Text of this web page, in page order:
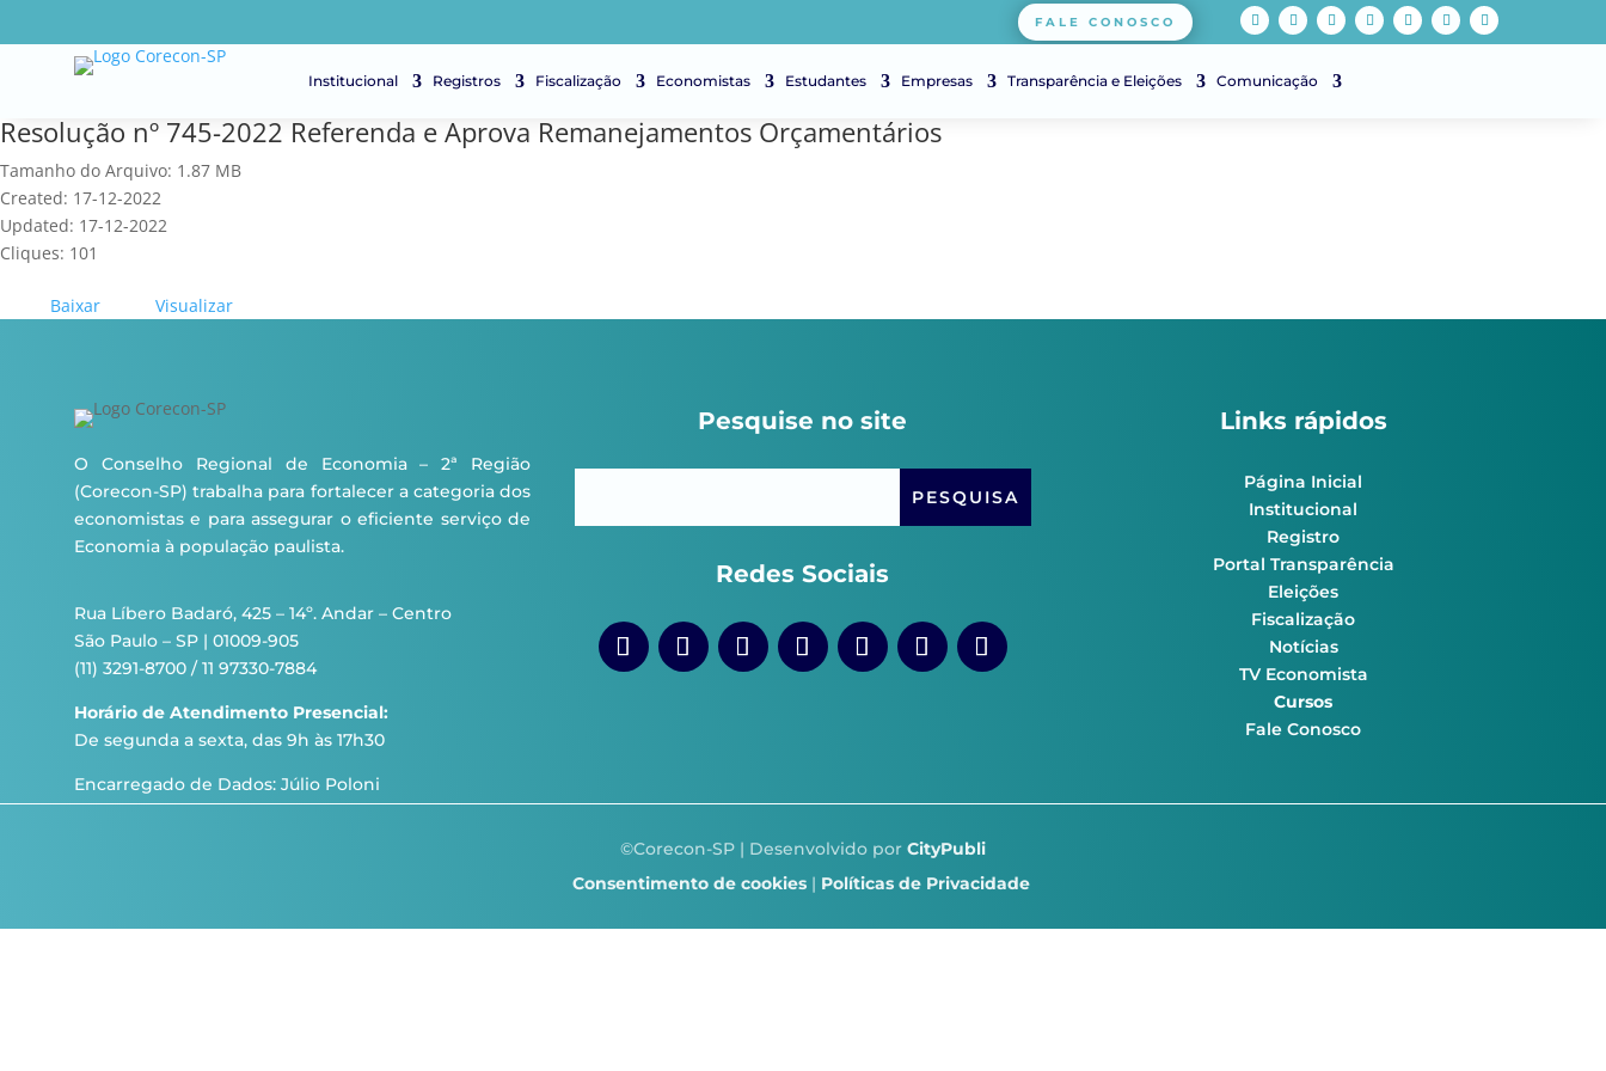
FALE CONOSCO
Institucional Registros Fiscalização Economistas Estudantes Empresas Transparência e Eleições Comunicação
Resolução nº 745-2022 Referenda e Aprova Remanejamentos Orçamentários
Tamanho do Arquivo: 1.87 MB
Created: 17-12-2022
Updated: 17-12-2022
Cliques: 101
Baixar Visualizar
O Conselho Regional de Economia – 2ª Região
(Corecon-SP) trabalha para fortalecer a categoria dos
economistas e para assegurar o eficiente serviço de
Economia à população paulista.
Rua Líbero Badaró, 425 – 14º. Andar – Centro
São Paulo – SP | 01009-905
(11) 3291-8700 / 11 97330-7884
Horário de Atendimento Presencial:
De segunda a sexta, das 9h às 17h30
Encarregado de Dados: Júlio Poloni
Pesquise no site
Redes Sociais
Links rápidos
Página Inicial
Institucional
Registro
Portal Transparência
Eleições
Fiscalização
Notícias
TV Economista
Cursos
Fale Conosco
©Corecon-SP | Desenvolvido por CityPubli
Consentimento de cookies| Políticas de Privacidade